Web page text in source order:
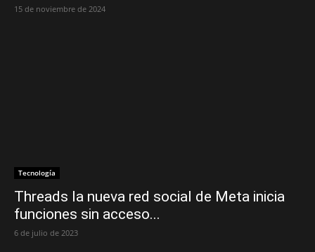
15 de noviembre de 2024
Tecnología
Threads la nueva red social de Meta inicia
funciones sin acceso...
6 de julio de 2023